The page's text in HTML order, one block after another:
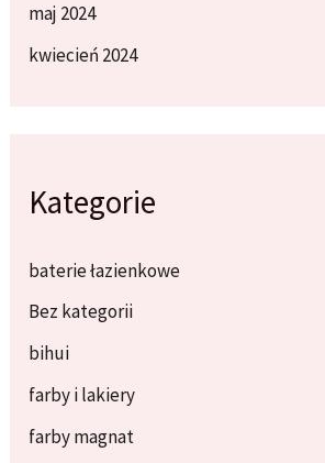
maj 2024
kwiecień 2024
Kategorie
baterie łazienkowe
Bez kategorii
bihui
farby i lakiery
farby magnat